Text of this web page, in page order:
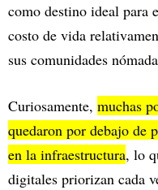
como destino ideal para
costo de vida
sus comunidades
Curiosamente, muchas
quedaron por debajo de
en la infraestructura, lo
digitales priorizan cada